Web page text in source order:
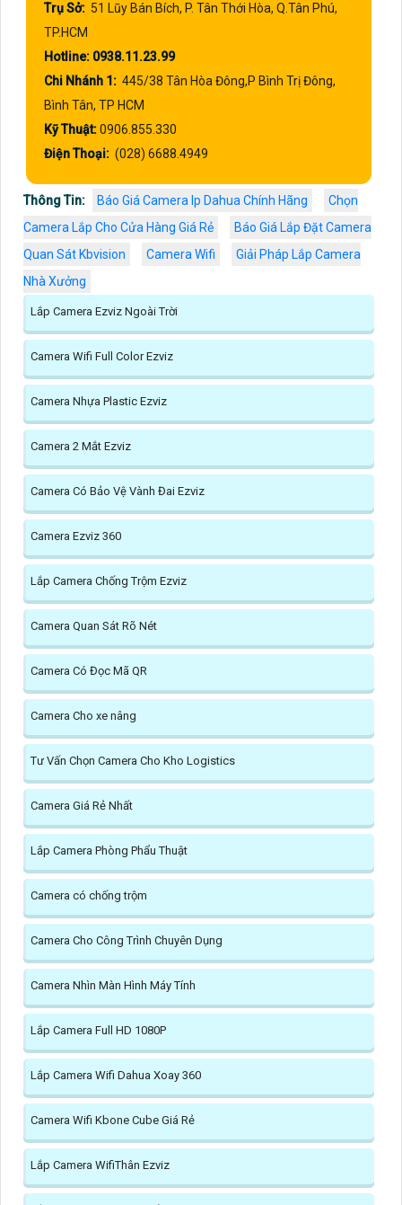
Trụ Sở: 51 Lũy Bán Bích, P. Tân Thới Hòa, Q.Tân Phú,
TP.HCM
Hotline: 0938.11.23.99
Chi Nhánh 1: 445/38 Tân Hòa Đông,P Bình Trị Đông,
Bình Tân, TP HCM
Kỹ Thuật:0906.855.330
Điện Thoại: (028) 6688.4949
Thông Tin: Báo Giá Camera Ip Dahua Chính Hãng
Chọn
Camera Lắp Cho Cửa Hàng Giá Rẻ
Báo Giá Lắp Đặt Camera
Quan Sát Kbvision
Camera Wifi
Giải Pháp Lắp Camera
Nhà Xưởng
Lắp Camera Ezviz Ngoài Trời
Camera Wifi Full Color Ezviz
Camera Nhựa Plastic Ezviz
Camera 2 Mắt Ezviz
Camera Có Bảo Vệ Vành Đai Ezviz
Camera Ezviz 360
Lắp Camera Chống Trộm Ezviz
Camera Quan Sát Rõ Nét
Camera Có Đọc Mã QR
Camera Cho xe nâng
Tư Vấn Chọn Camera Cho Kho Logistics
Camera Giá Rẻ Nhất
Lắp Camera Phòng Phẩu Thuật
Camera có chống trộm
Camera Cho Công Trình Chuyên Dụng
Camera Nhìn Màn Hình Máy Tính
Lắp Camera Full HD 1080P
Lắp Camera Wifi Dahua Xoay 360
Camera Wifi Kbone Cube Giá Rẻ
Lắp Camera WifiThân Ezviz